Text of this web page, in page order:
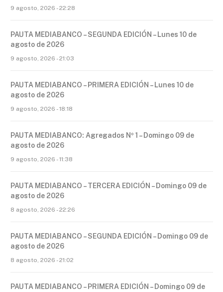
9 agosto, 2026 - 22:28
PAUTA MEDIABANCO – SEGUNDA EDICIÓN – Lunes 10 de
agosto de 2026
9 agosto, 2026 - 21:03
PAUTA MEDIABANCO – PRIMERA EDICIÓN – Lunes 10 de
agosto de 2026
9 agosto, 2026 - 18:18
PAUTA MEDIABANCO: Agregados Nº 1 – Domingo 09 de
agosto de 2026
9 agosto, 2026 - 11:38
PAUTA MEDIABANCO – TERCERA EDICIÓN – Domingo 09 de
agosto de 2026
8 agosto, 2026 - 22:26
PAUTA MEDIABANCO – SEGUNDA EDICIÓN – Domingo 09 de
agosto de 2026
8 agosto, 2026 - 21:02
PAUTA MEDIABANCO – PRIMERA EDICIÓN – Domingo 09 de